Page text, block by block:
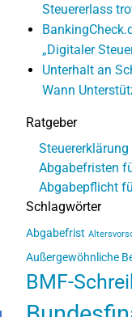
Steuererlass
„Digitaler
Unterhalt an
Wann
Ratgeber
Abgabefristen
Abgabepflicht
Schlagwörter
Abgabefrist
Außergewöhnliche
BMF-